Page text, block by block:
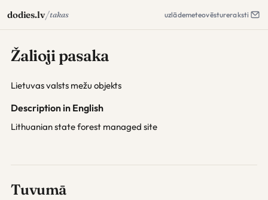
dodies.lv/takas uzlādemeteovēstureraksti
Žalioji pasaka
Lietuvas valsts mežu objekts
Description in English
Lithuanian state forest managed site
Tuvumā